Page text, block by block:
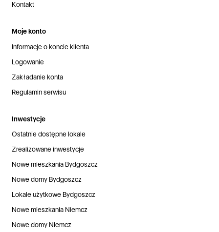
Kontakt
Moje konto
Informacje o koncie klienta
Logowanie
Zakładanie konta
Regulamin serwisu
Inwestycje
Ostatnie dostępne lokale
Zrealizowane inwestycje
Nowe mieszkania Bydgoszcz
Nowe domy Bydgoszcz
Lokale użytkowe Bydgoszcz
Nowe mieszkania Niemcz
Nowe domy Niemcz